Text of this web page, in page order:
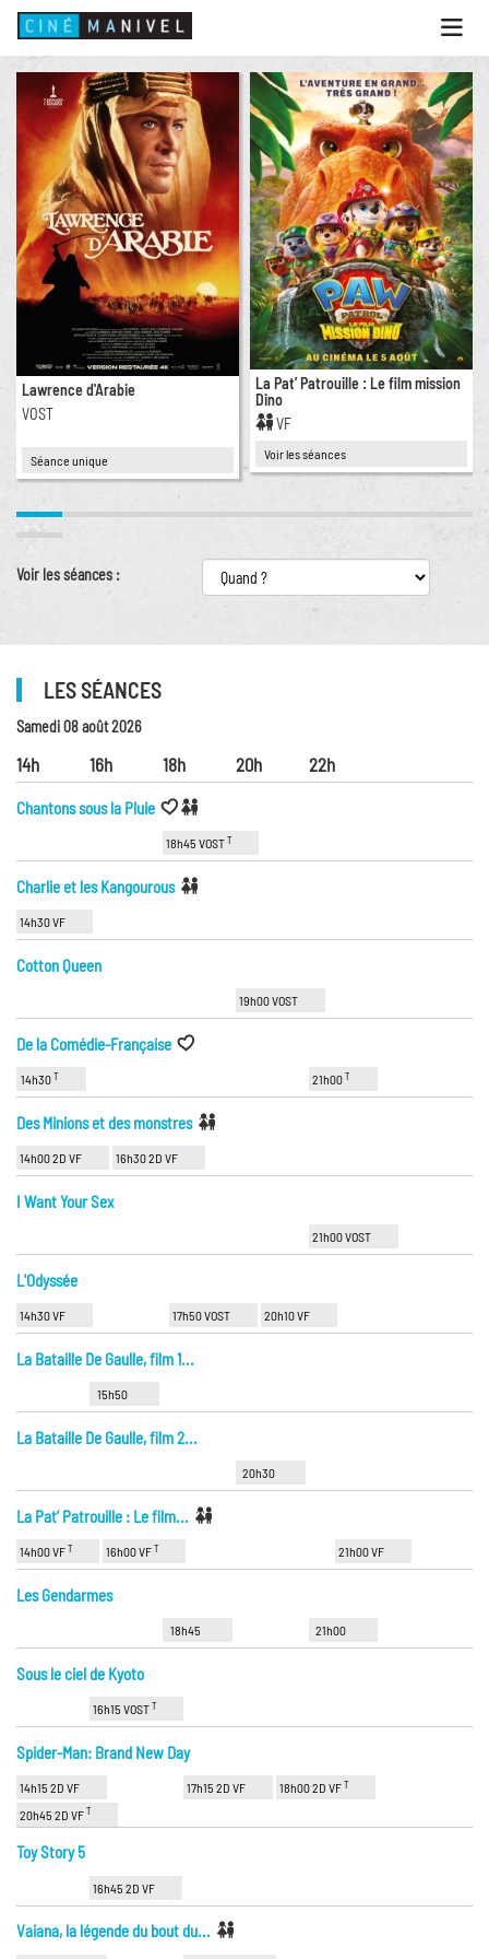
le
menu
ACCUEIL
PROGRAMME
ANIMATIONS
CINÉ CAFÉ | RESTAURANT
PRESTATIONS
INFOS PRATIQUES
Lawrence d'Arabie
VOST
Séance unique
La Pat’ Patrouille : Le film mission
Dino
VF
Voir les séances
Voir les séances :
LES SÉANCES
Samedi 08 août 2026
14h 16h 18h 20h 22h
Chantons sous la Pluie
18h45 VOSTT
Charlie et les Kangourous
14h30 VF
Cotton Queen
19h00 VOST
De la Comédie-Française
14h30T 21h00 T
Des Minions et des monstres
14h00 2D VF 16h30 2D VF
I Want Your Sex
21h00 VOST
L'Odyssée
14h30 VF 17h50 VOST 20h10 VF
La Bataille De Gaulle, film 1...
15h50
La Bataille De Gaulle, film 2...
20h30
La Pat’ Patrouille : Le film...
14h00 VFT 16h00 VFT 21h00 VF
Les Gendarmes
18h45 21h00
Sous le ciel de Kyoto
16h15 VOSTT
Spider-Man: Brand New Day
14h15 2D VF 17h15 2D VF 18h00 2D VFT
20h45 2D VFT
Toy Story 5
16h45 2D VF
Vaiana, la légende du bout du...